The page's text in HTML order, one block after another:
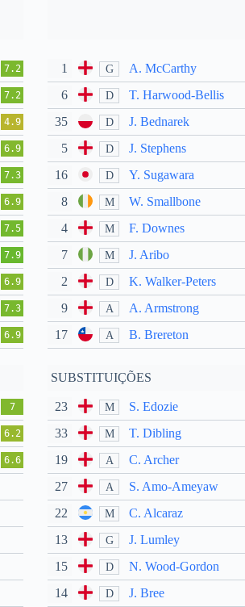
7.2
7.2
4.9
6.9
7.3
6.9
7.5
7.9
6.9
7.3
6.9
7
6.2
6.6
1 G A. McCarthy
6 D T. Harwood-Bellis
35 D J. Bednarek
5 D J. Stephens
16 D Y. Sugawara
8 M W. Smallbone
4 M F. Downes
7 M J. Aribo
2 D K. Walker-Peters
9 A A. Armstrong
17 A B. Brereton
SUBSTITUIÇÕES
23 M S. Edozie
33 M T. Dibling
19 A C. Archer
27 A S. Amo-Ameyaw
22 M C. Alcaraz
13 G
J. Lumley
15
D
N. Wood-Gordon
14
D
J. Bree